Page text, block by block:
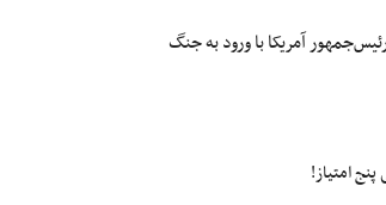
آمریکا با ورود به جنگ
امتیاز!